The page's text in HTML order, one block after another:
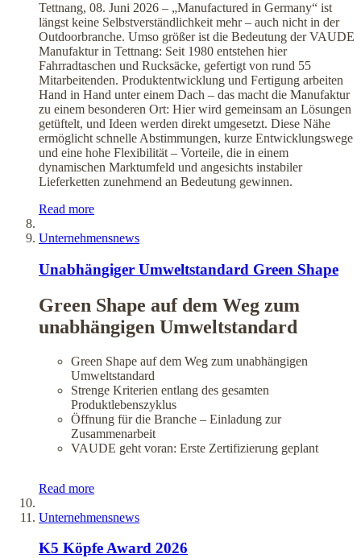
Tettnang, 08. Juni 2026 – „Manufactured in Germany“ ist
längst keine Selbstverständlichkeit mehr – auch nicht in der
Outdoorbranche. Umso größer ist die Bedeutung der VAUDE
Manufaktur in Tettnang: Seit 1980 entstehen hier
Fahrradtaschen und Rucksäcke, gefertigt von rund 55
Mitarbeitenden. Produktentwicklung und Fertigung arbeiten
Hand in Hand unter einem Dach – das macht die Manufaktur
zu einem besonderen Ort: Hier wird gemeinsam an Lösungen
getüftelt, und Ideen werden direkt umgesetzt. Diese Nähe
ermöglicht schnelle Abstimmungen, kurze Entwicklungswege
und eine hohe Flexibilität – Vorteile, die in einem
dynamischen Marktumfeld und angesichts instabiler
Lieferketten zunehmend an Bedeutung gewinnen.
Read more
Unternehmensnews
Unabhängiger Umweltstandard Green Shape
Green Shape auf dem Weg zum
unabhängigen Umweltstandard
Green Shape auf dem Weg zum unabhängigen
Umweltstandard
Strenge Kriterien entlang des gesamten
Produktlebenszyklus
Öffnung für die Branche – Einladung zur
Zusammenarbeit
VAUDE geht voran: Erste Zertifizierung geplant
Read more
Unternehmensnews
K5 Köpfe Award 2026